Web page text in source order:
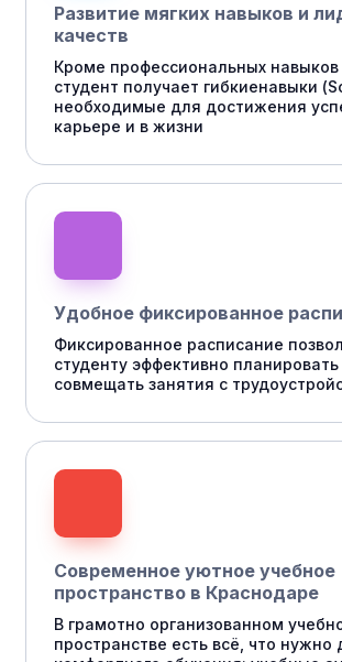
Развитие мягких навыков и
качеств
Кроме профессиональных
студент получает гибкиенавыки
необходимые для достижения
карьере и в жизни
Удобное фиксированное
Фиксированное расписание
студенту эффективно
совмещать занятия с
Современное уютное учебное
пространство в Краснодаре
В грамотно организованном
пространстве есть всё, что нужно